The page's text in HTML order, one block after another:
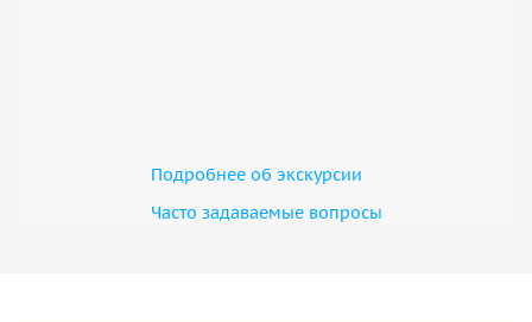
Подробнее об экскурсии
Часто задаваемые вопросы